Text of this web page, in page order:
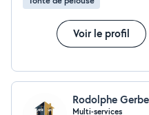
Voir le profil
Rodolphe
Multi-services